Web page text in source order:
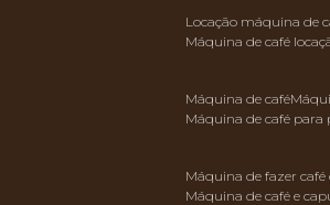
locação máquina de
máquina de café
máquina de café
máquina de café
máquina de fazer
máquina de café e